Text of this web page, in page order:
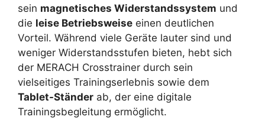
sein magnetisches Widerstandssystem und
die leise Betriebsweise einen deutlichen
Vorteil. Während viele Geräte lauter sind und
weniger Widerstandsstufen bieten, hebt sich
der MERACH Crosstrainer durch sein
vielseitiges Trainingserlebnis sowie dem
Tablet-Ständer ab, der eine digitale
Trainingsbegleitung ermöglicht.